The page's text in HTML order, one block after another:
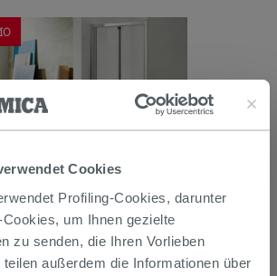
Cookies
Profiling-Cookies, darunter
um Ihnen gezielte
zu senden, die Ihren Vorlieben
außerdem die Informationen über
NEPTUM 100xH190
101 cm GLASSTÄRKE 5 mm
CHROM
€ /STK.314,90 € -20,00%